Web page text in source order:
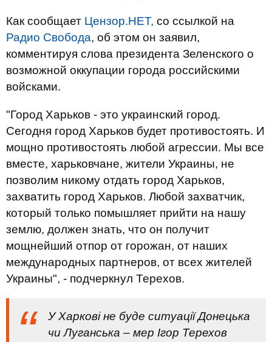
Как сообщает Цензор.НЕТ, со ссылкой на
Радио Свобода, об этом он заявил,
комментируя слова президента Зеленского о
возможной оккупации города российскими
войсками.
"Город Харьков - это украинский город.
Сегодня город Харьков будет противостоять. И
мощно противостоять любой агрессии. Мы все
вместе, харьковчане, жители Украины, не
позволим никому отдать город Харьков,
захватить город Харьков. Любой захватчик,
который только помышляет прийти на нашу
землю, должен знать, что он получит
мощнейший отпор от горожан, от наших
международных партнеров, от всех жителей
Украины", - подчеркнул Терехов.
У Харкові не буде ситуації Донецька
чи Луганська – мер Ігор Терехов